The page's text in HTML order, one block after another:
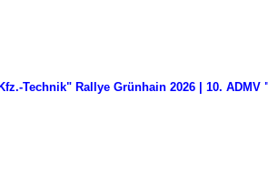
Technik" Rallye Grünhain 2026 | 10.